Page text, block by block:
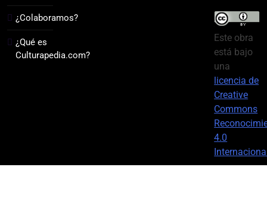
¿Colaboramos?
¿Qué es
Culturapedia.com?
Este obra
está bajo
una
licencia de
Creative
Commons
4.0